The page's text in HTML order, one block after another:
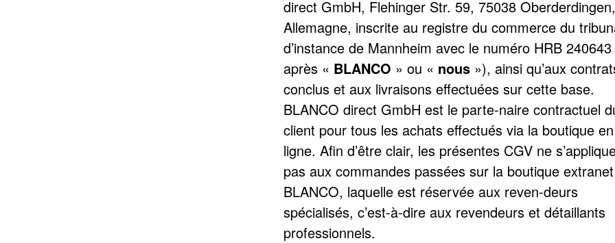
direct GmbH, Flehinger Str. 59, 75038 Oberderdingen,
Allemagne, inscrite au registre du commerce du
d’instance de Mannheim avec le numéro HRB
après « BLANCO » ou « nous»), ainsi qu’aux
conclus et aux livraisons effectuées sur cette base.
BLANCO direct GmbH est le parte-naire contractuel
client pour tous les achats effectués via la boutique en
ligne. Afin d’être clair, les présentes CGV ne
pas aux commandes passées sur la boutique
BLANCO, laquelle est réservée aux reven-deurs
spécialisés, c’est-à-dire aux revendeurs et détaillants
professionnels.